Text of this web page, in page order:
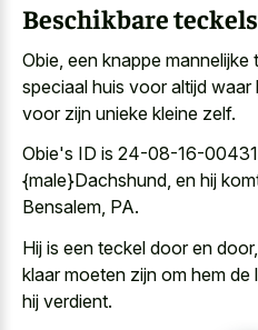
Beschikbare teckels
Obie, een knappe
speciaal huis voor altijd
voor zijn unieke kleine zelf.
Obie's ID is 24-08-16-
{male}Dachshund, en hij
Bensalem, PA.
Hij is een teckel door en
klaar moeten zijn om hem
hij verdient.